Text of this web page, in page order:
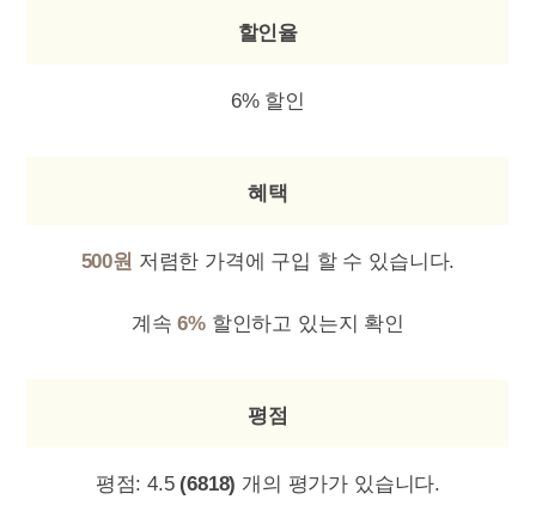
할인율
6% 할인
혜택
500원 저렴한 가격에 구입 할 수 있습니다.
계속6% 할인하고 있는지 확인
평점
평점: 4.5 (6818) 개의 평가가 있습니다.